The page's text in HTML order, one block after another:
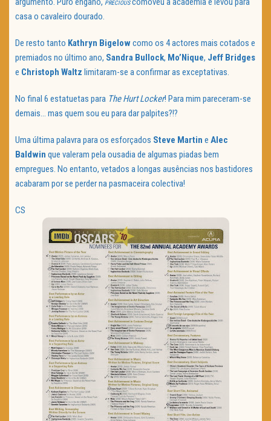
PRECIOUS
casa o cavaleiro dourado.
De resto tanto Kathryn Bigelowcomo os 4 actores mais cotados e
premiados no último ano, Sandra Bullock, Mo’Nique, Jeff Bridges
e Christoph Waltz limitaram-se a confirmar as exceptativas.
No final 6 estatuetas para The Hurt Locker! Para mim pareceram-se
demais… mas quem sou eu para dar palpites?!?
Uma última palavra para os esforçados Steve Martin e Alec
Baldwin que valeram pela ousadia de algumas piadas bem
empregues. No entanto, vetados a longas ausências nos bastidores
acabaram por se perder na pasmaceira colectiva!
CS